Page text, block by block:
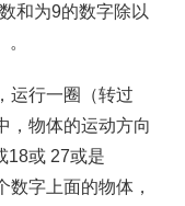
和为9的数字除以
运行一圈（转过
，物体的运动方向
18或 27或是
字上面的物体，